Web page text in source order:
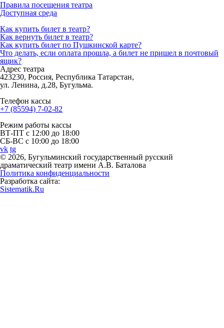
Правила посещения театра
Доступная среда
Как купить билет в театр?
Как вернуть билет в театр?
Как купить билет по Пушкинской карте?
Что делать, если оплата прошла, а билет не пришел в почтовый
ящик?
Адрес театра
423230, Россия, Республика Татарстан,
ул. Ленина, д.28, Бугульма.
Телефон кассы
+7 (85594) 7-02-82
Режим работы кассы
ВТ-ПТ с 12:00 до 18:00
СБ-ВС с 10:00 до 18:00
vk tg
© 2026, Бугульминский государственный русский
драматический театр имени А.В. Баталова
Политика конфиденциальности
Разработка сайта:
Sistematik.Ru